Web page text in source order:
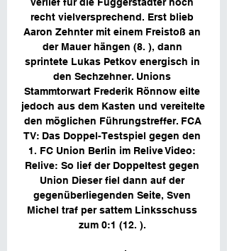
verlief für die Fuggerstädter noch
recht vielversprechend. Erst blieb
Aaron Zehnter mit einem Freistoß an
der Mauer hängen (8. ), dann
sprintete Lukas Petkov energisch in
den Sechzehner. Unions
Stammtorwart Frederik Rönnow eilte
jedoch aus dem Kasten und vereitelte
den möglichen Führungstreffer. FCA
TV: Das Doppel-Testspiel gegen den
1. FC Union Berlin im Relive Video:
Relive: So lief der Doppeltest gegen
Union Dieser fiel dann auf der
gegenüberliegenden Seite, Sven
Michel traf per sattem Linksschuss
zum 0:1 (12. ).